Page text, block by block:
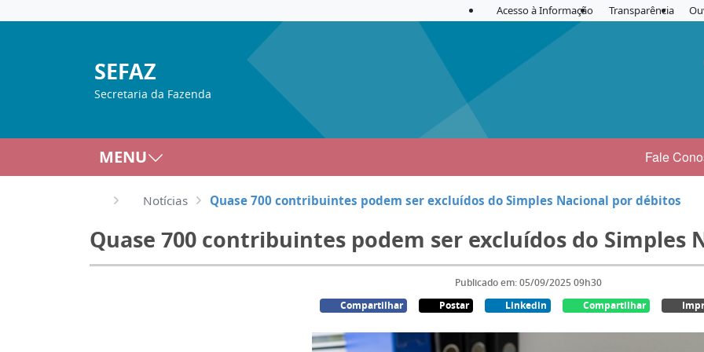
Acesso à Informação Transparência
SEFAZ
Secretaria da Fazenda
MENU Fale
Notícias Quase 700 contribuintes podem ser excluídos do Simples Nacional por débitos
Quase 700 contribuintes podem ser excluídos do Simples
Publicado em: 05/09/2025 09h30
Compartilhar
Postar Linkedin Compartilhar